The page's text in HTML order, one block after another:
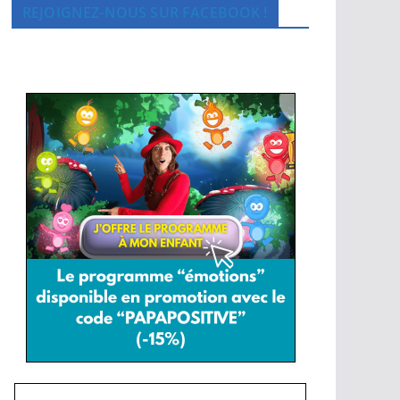
REJOIGNEZ-NOUS SUR FACEBOOK !